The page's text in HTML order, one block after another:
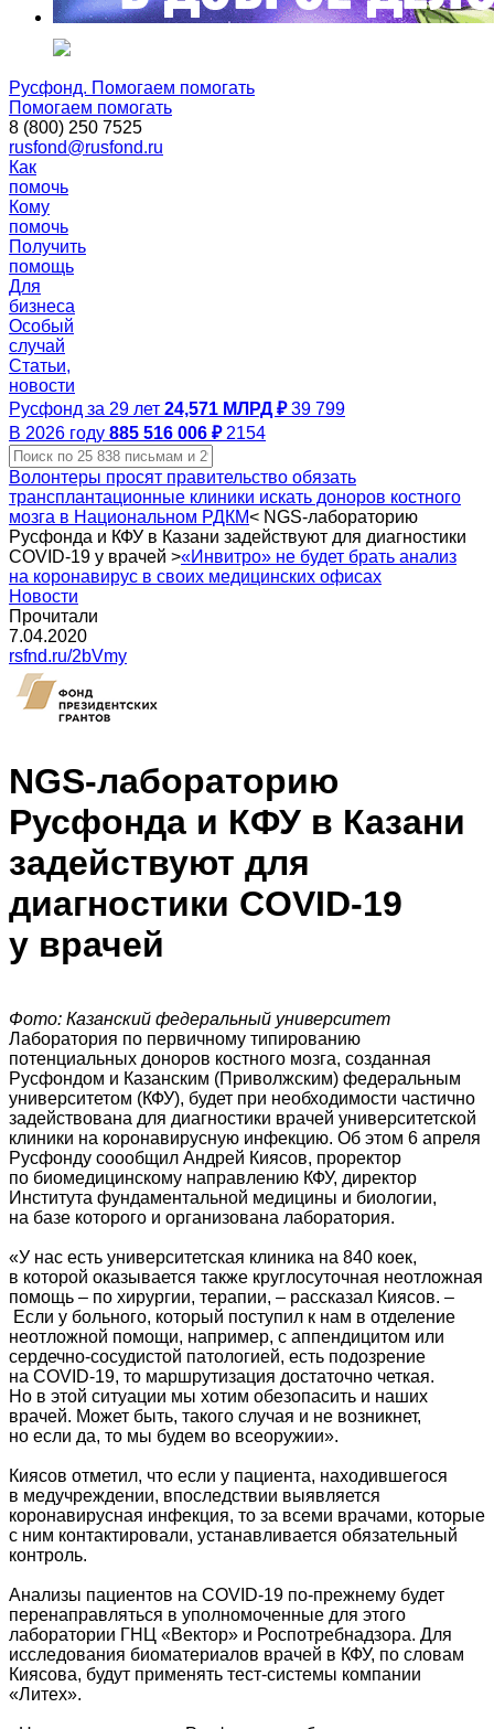
Русфонд. Помогаем помогать
Помогаем помогать
8 (800) 250 7525
rusfond@rusfond.ru
Как
помочь
Кому
помочь
Получить
помощь
Для
бизнеса
Особый
случай
Статьи,
новости
Русфонд за 29 лет 24,571 МЛРД ₽ 39 799
В 2026 году 885 516 006 ₽ 2154
Волонтеры просят правительство обязать
трансплантационные клиники искать доноров костного
мозга в Национальном РДКМ< NGS-лабораторию
Русфонда и КФУ в Казани задействуют для диагностики
COVID-19 у врачей >«Инвитро» не будет брать анализ
на коронавирус в своих медицинских офисах
Новости
Прочитали
7.04.2020
rsfnd.ru/2bVmy
NGS-лабораторию
Русфонда и КФУ в Казани
задействуют для
диагностики COVID-19
у врачей
Фото: Казанский федеральный университет
Лаборатория по первичному типированию
потенциальных доноров костного мозга, созданная
Русфондом и Казанским (Приволжским) федеральным
университетом (КФУ), будет при необходимости частично
задействована для диагностики врачей университетской
клиники на коронавирусную инфекцию. Об этом 6 апреля
Русфонду соообщил Андрей Киясов, проректор
по биомедицинскому направлению КФУ, директор
Института фундаментальной медицины и биологии,
на базе которого и организована лаборатория.
«У нас есть университетская клиника на 840 коек,
в которой оказывается также круглосуточная неотложная
помощь – по хирургии, терапии, – рассказал Киясов. –
Если у больного, который поступил к нам в отделение
неотложной помощи, например, с аппендицитом или
сердечно-сосудистой патологией, есть подозрение
на COVID-19, то маршрутизация достаточно четкая.
Но в этой ситуации мы хотим обезопасить и наших
врачей. Может быть, такого случая и не возникнет,
но если да, то мы будем во всеоружии».
Киясов отметил, что если у пациента, находившегося
в медучреждении, впоследствии выявляется
коронавирусная инфекция, то за всеми врачами, которые
с ним контактировали, устанавливается обязательный
контроль.
Анализы пациентов на COVID-19 по-прежнему будет
перенаправляться в уполномоченные для этого
лаборатории ГНЦ «Вектор» и Роспотребнадзора. Для
исследования биоматериалов врачей в КФУ, по словам
Киясова, будут применять тест-системы компании
«Литех».